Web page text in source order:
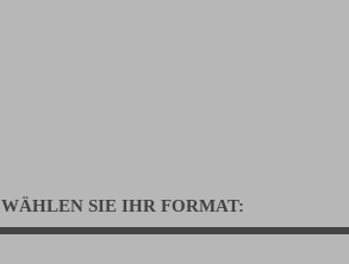
WÄHLEN SIE IHR FORMAT: